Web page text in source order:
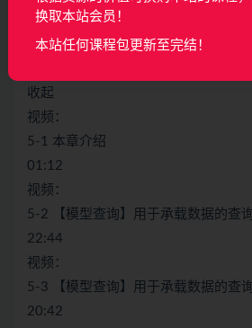
第5章 数据查询之SpringBoot动态多
理的助推剂
收起
视频：
5-1 本章介绍
01:12
视频：
5-2 【模型查询】用于承载数据的查
22:44
视频：
5-3 【模型查询】用于承载数据的查
20:42
换取本站会员！
本站任何课程包更新至完结！